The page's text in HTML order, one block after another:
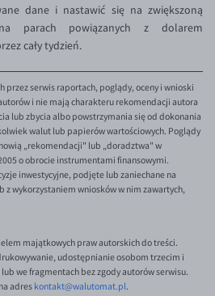
dane i nastawić się na zwiększoną
parach powiązanych z dolarem
cały tydzień.
przez serwis raportach, poglądy, oceny i wnioski
i nie mają charakteru rekomendacji autora
lub zbycia albo powstrzymania się od dokonania
walut lub papierów wartościowych. Poglądy
„rekomendacji" lub „doradztwa" w
o obrocie instrumentami finansowymi.
inwestycyjne, podjęte lub zaniechane na
wykorzystaniem wniosków w nim zawartych,
majątkowych praw autorskich do treści.
udostępnianie osobom trzecim i
we fragmentach bez zgody autorów serwisu.
adres kontakt@walutomat.pl.